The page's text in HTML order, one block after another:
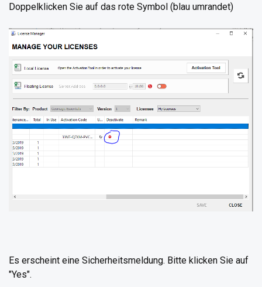
Doppelklicken Sie auf das rote Symbol (blau umrandet)
Es erscheint eine Sicherheitsmeldung. Bitte klicken Sie auf
"Yes".